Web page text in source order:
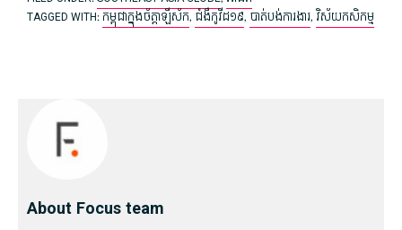
TAGGED WITH:កម្ពុជាក្នុងច័ត្តា​ឡី​ស័ក, ជំងឺ​កូវីដ​១៩, បាត់បង់​ការងារ,វិស័យកសិកម្ម
About Focus team